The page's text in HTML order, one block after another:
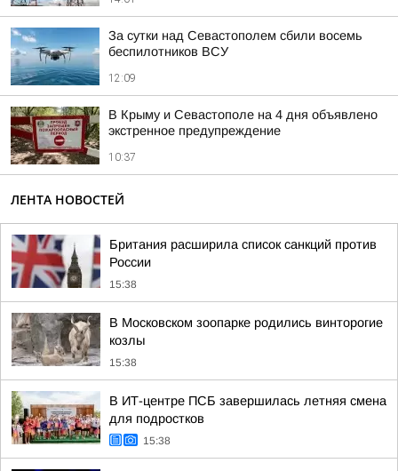
За сутки над Севастополем сбили восемь
беспилотников ВСУ
12:09
В Крыму и Севастополе на 4 дня объявлено
экстренное предупреждение
10:37
ЛЕНТА НОВОСТЕЙ
Британия расширила список санкций против
России
15:38
В Московском зоопарке родились винторогие
козлы
15:38
В ИТ-центре ПСБ завершилась летняя смена
для подростков
15:38